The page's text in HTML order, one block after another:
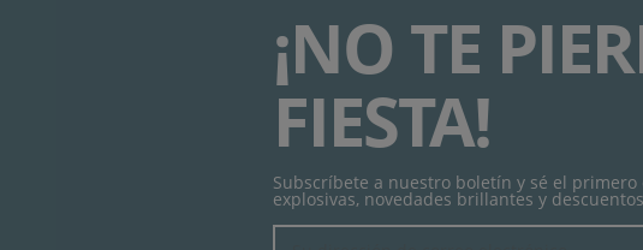
¡NO TE
FIESTA!
Subscríbete a nuestro boletín y sé el
explosivas, novedades brillantes y